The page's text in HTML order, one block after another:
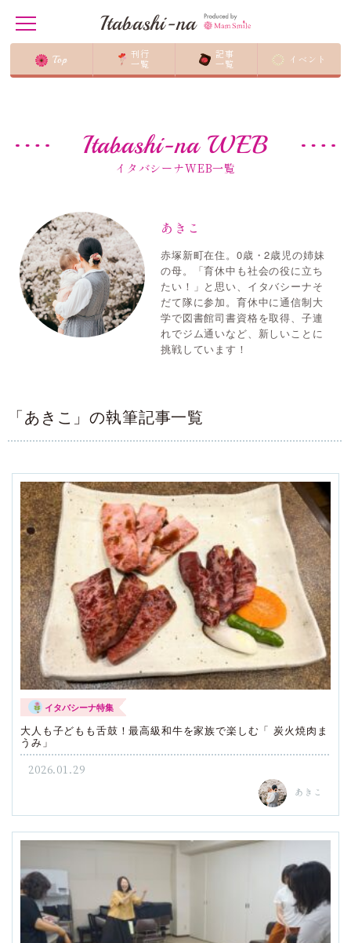
t
o
l
Itabashi-na
Top
刊行
一覧
記事
一覧
イベント
ホーム/ あきこ
Itabashi-na WEB
イタバシーナWEB一覧
あきこ
赤塚新町在住。0歳・2歳児の姉妹
の母。「育休中も社会の役に立ち
たい！」と思い、イタバシーナそ
だて隊に参加。育休中に通信制大
学で図書館司書資格を取得、子連
れでジム通いなど、新しいことに
挑戦しています！
「あきこ」の執筆記事一覧
イタバシーナ特集
大人も子どもも舌鼓！最高級和牛を家族で楽しむ「 炭火焼肉ま
うみ」
2026.01.29
あきこ